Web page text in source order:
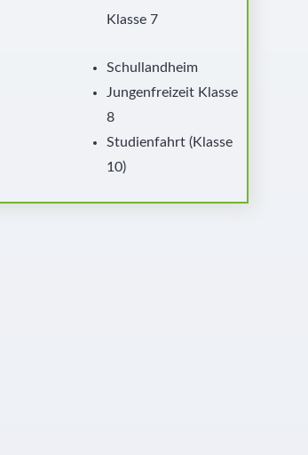
Klasse 7
Schullandheim
Jungenfreizeit Klasse
8
Studienfahrt (Klasse
10)